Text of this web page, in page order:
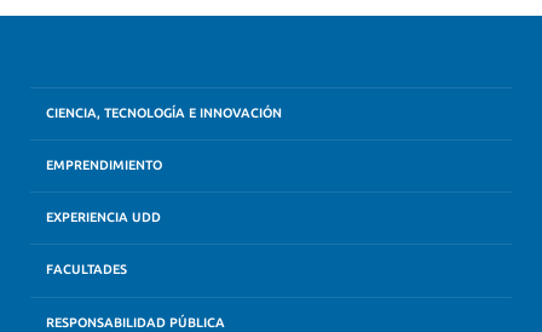
CIENCIA, TECNOLOGÍA E INNOVACIÓN
EMPRENDIMIENTO
EXPERIENCIA UDD
FACULTADES
RESPONSABILIDAD PÚBLICA